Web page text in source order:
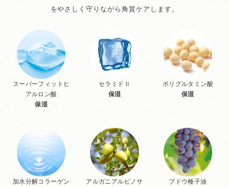
をやさしく守りながら角質ケアします。
スーパーフィットヒ
アルロン酸
保湿
セラミドⅡ
保湿
ポリグルタミン酸
保湿
加水分解コラーゲン
アルガニアルピノサ
ブドウ種子油